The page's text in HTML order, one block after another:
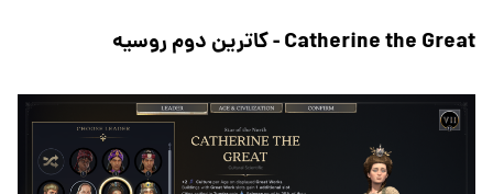
Catherine the Great - کاترین دوم روسیه